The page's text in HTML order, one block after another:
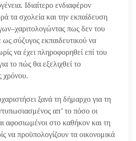
Ιδιαίτερο ενδιαφέρον
τα σχολεία και την εκπαίδευση
πως δεν του
ως σύζυγος εκπαιδευτικού να
να έχει πληροφορηθεί επί του
το πώς θα εξελιχθεί το
χρόνου.
ξανά τη δήμαρχο για τη
απ’ το πόσο οι
αφοσιωμένοι στο καθήκον και τη
να προϋπολογίζουν τα οικονομικά